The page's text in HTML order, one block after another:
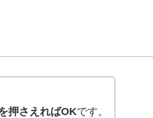
押さえればOKです。